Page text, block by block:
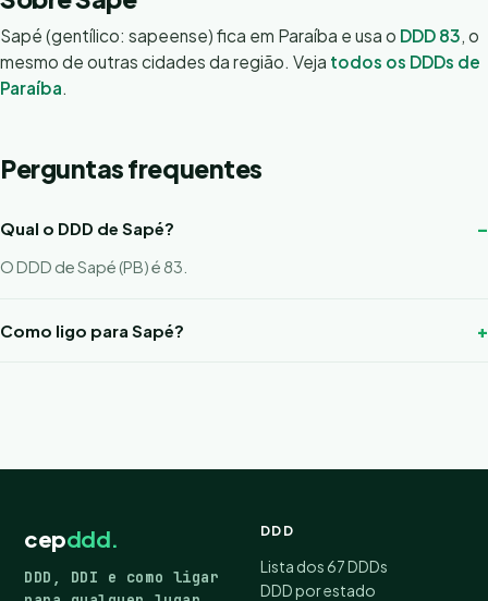
Sapé (gentílico: sapeense) fica em Paraíba e usa o DDD 83, o
mesmo de outras cidades da região. Veja todos os DDDs de
Paraíba.
Perguntas frequentes
Qual o DDD de Sapé?
O DDD de Sapé (PB) é 83.
Como ligo para Sapé?
cepddd.
DDD, DDI e como ligar
DDD
Lista dos 67 DDDs
DDD por estado